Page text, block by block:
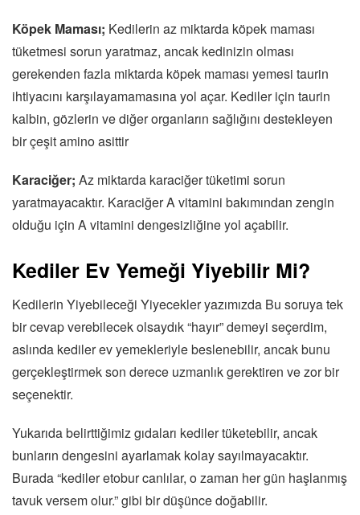
Köpek Maması; Kedilerin az miktarda köpek maması
tüketmesi sorun yaratmaz, ancak kedinizin olması
gerekenden fazla miktarda köpek maması yemesi taurin
ihtiyacını karşılayamamasına yol açar. Kediler için taurin
kalbin, gözlerin ve diğer organların sağlığını destekleyen
bir çeşit amino asittir
Karaciğer; Az miktarda karaciğer tüketimi sorun
yaratmayacaktır. Karaciğer A vitamini bakımından zengin
olduğu için A vitamini dengesizliğine yol açabilir.
Kediler Ev Yemeği Yiyebilir Mi?
Kedilerin Yiyebileceği Yiyecekler yazımızda Bu soruya tek
bir cevap verebilecek olsaydık “hayır” demeyi seçerdim,
aslında kediler ev yemekleriyle beslenebilir, ancak bunu
gerçekleştirmek son derece uzmanlık gerektiren ve zor bir
seçenektir.
Yukarıda belirttiğimiz gıdaları kediler tüketebilir, ancak
bunların dengesini ayarlamak kolay sayılmayacaktır.
Burada “kediler etobur canlılar, o zaman her gün haşlanmış
tavuk versem olur.” gibi bir düşünce doğabilir.